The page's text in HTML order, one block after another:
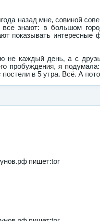
назад мне, совиной
знают: в большом
показывать интересные
не каждый день, а с
пробуждения, я
в 5 утра. Всё. А